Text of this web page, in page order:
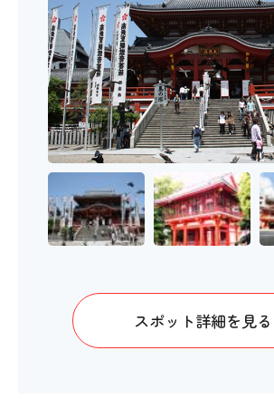
スポット詳細を見る